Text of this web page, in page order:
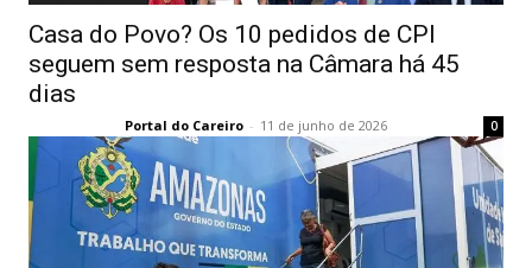
Casa do Povo? Os 10 pedidos de CPI
seguem sem resposta na Câmara há 45
dias
Portal do Careiro - 11 de junho de 2026 0